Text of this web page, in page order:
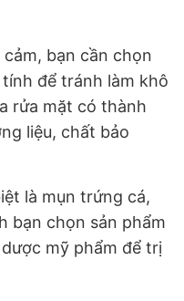
bạn cần chọn
để tránh làm khô
rửa mặt có thành
liệu, chất bảo
là mụn trứng cá,
bạn chọn sản phẩm
mỹ phẩm để trị